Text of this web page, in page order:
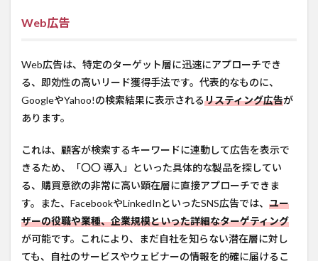
Web広告
Web広告は、特定のターゲット層に迅速にアプローチでき
る、即効性の高いリード獲得手法です。代表的なものに、
GoogleやYahoo!の検索結果に表示されるリスティング広告が
あります。
これは、顧客が検索するキーワードに連動して広告を表示で
きるため、「〇〇 導入」といった具体的な製品を探してい
る、購買意欲の非常に高い顕在層に直接アプローチできま
す。また、FacebookやLinkedInといったSNS広告では、 ユー
ザーの役職や業種、企業規模といった詳細なターゲティング
が可能です。これにより、まだ自社を知らない潜在層に対し
ても、自社のサービスやウェビナーの情報を的確に届けるこ